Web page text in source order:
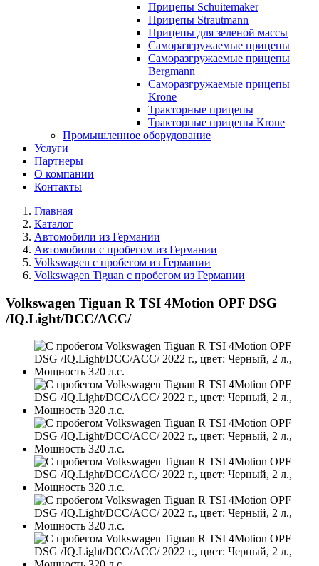
Прицепы Schuitemaker
Прицепы Strautmann
Прицепы для зеленой массы
Саморазгружаемые прицепы
Саморазгружаемые прицепы
Bergmann
Саморазгружаемые прицепы
Krone
Тракторные прицепы
Тракторные прицепы Krone
Промышленное оборудование
Услуги
Партнеры
О компании
Контакты
Главная
Каталог
Автомобили из Германии
Автомобили с пробегом из Германии
Volkswagen с пробегом из Германии
Volkswagen Tiguan с пробегом из Германии
Volkswagen Tiguan R TSI 4Motion OPF DSG
/IQ.Light/DCC/ACC/